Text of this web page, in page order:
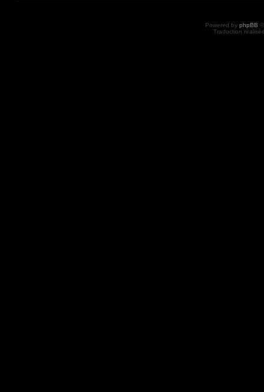
Powered by phpBB
Traduction